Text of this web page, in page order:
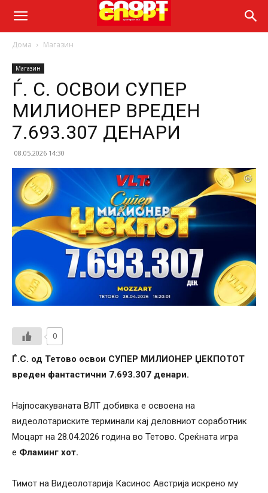
Дома Магазин
Магазин
Ѓ. С. ОСВОИ СУПЕР
МИЛИОНЕР ВРЕДЕН
7.693.307 ДЕНАРИ
08.05.2026 14:30
0
Ѓ.С. од Тетово освои СУПЕР МИЛИОНЕР ЏЕКПОТОТ
вреден фантастични 7.693.307 денари.
Најпосакуваната ВЛТ добивка е освоена на
видеолотариските терминали кај деловниот соработник
Моцарт на 28.04.2026 година во Тетово. Среќната игра
е Фламинг хот.
Тимот на Видеолотарија Касинос Австрија искрено му